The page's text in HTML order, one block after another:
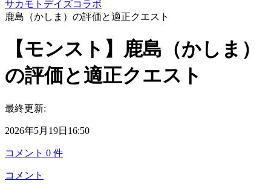
サカモトデイズコラボ
鹿島（かしま）の評価と適正クエスト
【モンスト】鹿島（かしま）
の評価と適正クエスト
最終更新:
2026年5月19日16:50
コメント 0 件
コメント